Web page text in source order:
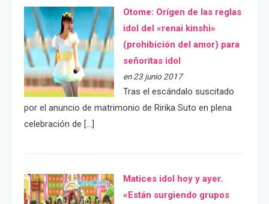
Otome: Orígen de las reglas
idol del «renai kinshi»
(prohibición del amor) para
señoritas idol
en 23 junio 2017
Tras el escándalo suscitado
por el anuncio de matrimonio de Ririka Suto en plena
celebración de […]
Matices idol hoy y ayer.
«Están surgiendo grupos